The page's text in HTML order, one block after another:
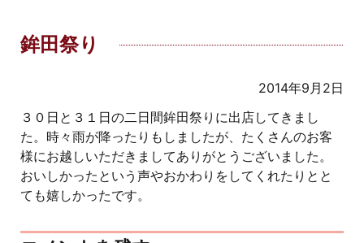
鉾田祭り
2014年9月2日
３０日と３１日の二日間鉾田祭りに出店してきまし
た。時々雨が降ったりもしましたが、たくさんのお客
様にお越しいただきましてありがとうございました。
おいしかったという声やおかわりをしてくれたりとと
ても嬉しかったです。